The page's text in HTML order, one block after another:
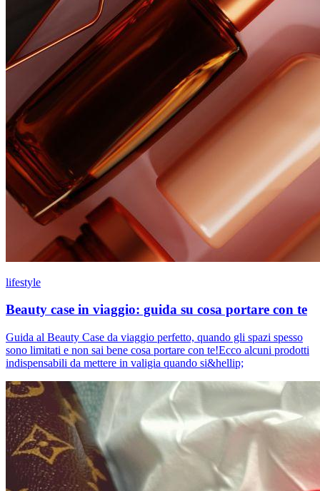
lifestyle
Beauty case in viaggio: guida su cosa portare con te
Guida al Beauty Case da viaggio perfetto, quando gli spazi spesso
sono limitati e non sai bene cosa portare con te!Ecco alcuni prodotti
indispensabili da mettere in valigia quando si&hellip;